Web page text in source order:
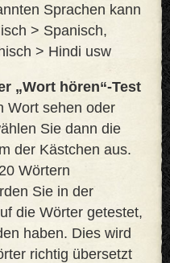
Sprachen kann
> Spanisch,
> Hindi usw
„Wort hören“-Test
Wort sehen oder
Sie dann die
der Kästchen aus.
Wörtern
Sie in der
die Wörter getestet,
haben. Dies wird
richtig übersetzt